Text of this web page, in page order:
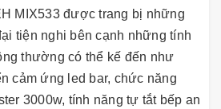
MIX533 được trang bị những
tiện nghi bên cạnh những tính
thường có thể kế đến như
cảm ứng led bar, chức năng
3000w, tính năng tự tắt bếp an